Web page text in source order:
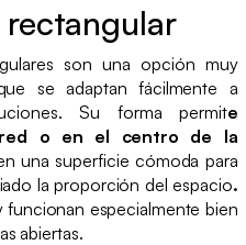
rectangular
son una opción muy
se adaptan fácilmente a
Su forma permite
o en el centro de la
una superficie cómoda para
la proporción del espacio.
funcionan especialmente bien
abiertas.